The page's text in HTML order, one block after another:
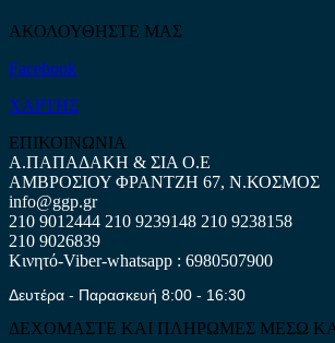
ΑΚΟΛΟΥΘΗΣΤΕ ΜΑΣ
Facebook
ΧΑΡΤΗΣ
ΕΠΙΚΟΙΝΩΝΙΑ
Α.ΠΑΠΑΔΑΚΗ & ΣΙΑ Ο.Ε
ΑΜΒΡΟΣΙΟΥ ΦΡΑΝΤΖΗ 67, Ν.ΚΟΣΜΟΣ
info@ggp.gr
210 9012444 210 9239148 210 9238158
210 9026839
Κινητό-Viber-whatsapp : 6980507900
Δευτέρα - Παρασκευή 8:00 - 16:30
ΔΕΧΟΜΑΣΤΕ ΚΑΙ ΠΛΗΡΩΜΕΣ ΜΕΣΩ